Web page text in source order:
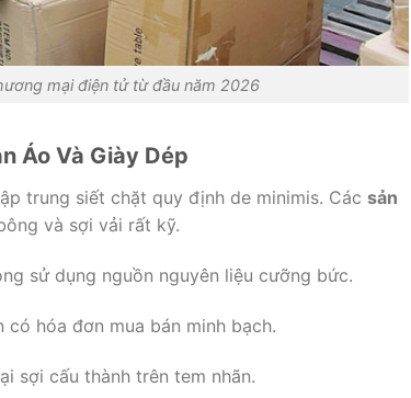
mại điện tử từ đầu năm 2026
Áo Và Giày Dép
trung siết chặt quy định de minimis. Các sản
và sợi vải rất kỹ.
sử dụng nguồn nguyên liệu cưỡng bức.
có hóa đơn mua bán minh bạch.
sợi cấu thành trên tem nhãn.